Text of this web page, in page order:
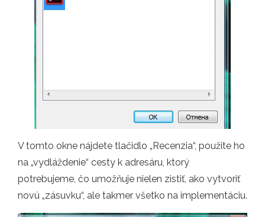
V tomto okne nájdete tlačidlo „Recenzia“, použite ho
na „vydláždenie“ cesty k adresáru, ktorý
potrebujeme, čo umožňuje nielen zistiť, ako vytvoriť
novú „zásuvku“, ale takmer všetko na implementáciu.